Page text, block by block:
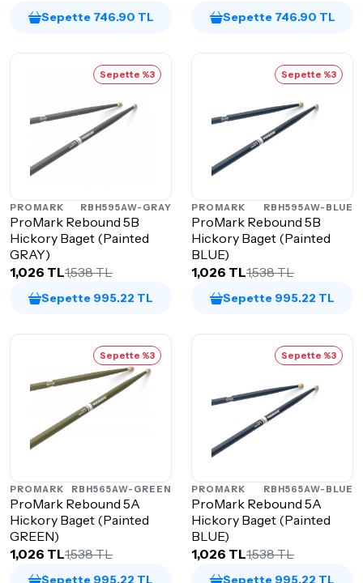
Sepette 746.90 TL Sepette 746.90 TL
Sepette %3
PROMARK RBH595AW-GRAY
ProMark Rebound 5B
Hickory Baget (Painted
GRAY)
1,026 TL1,538 TL
Sepette 995.22 TL
Sepette %3
PROMARK RBH595AW-BLUE
ProMark Rebound 5B
Hickory Baget (Painted
BLUE)
1,026 TL1,538 TL
Sepette 995.22 TL
Sepette %3
PROMARK RBH565AW-GREEN
ProMark Rebound 5A
Hickory Baget (Painted
GREEN)
1,026 TL1,538 TL
Sepette 995.22 TL
Sepette %3
PROMARK RBH565AW-BLUE
ProMark Rebound 5A
Hickory Baget (Painted
BLUE)
1,026 TL1,538 TL
Sepette 995.22 TL